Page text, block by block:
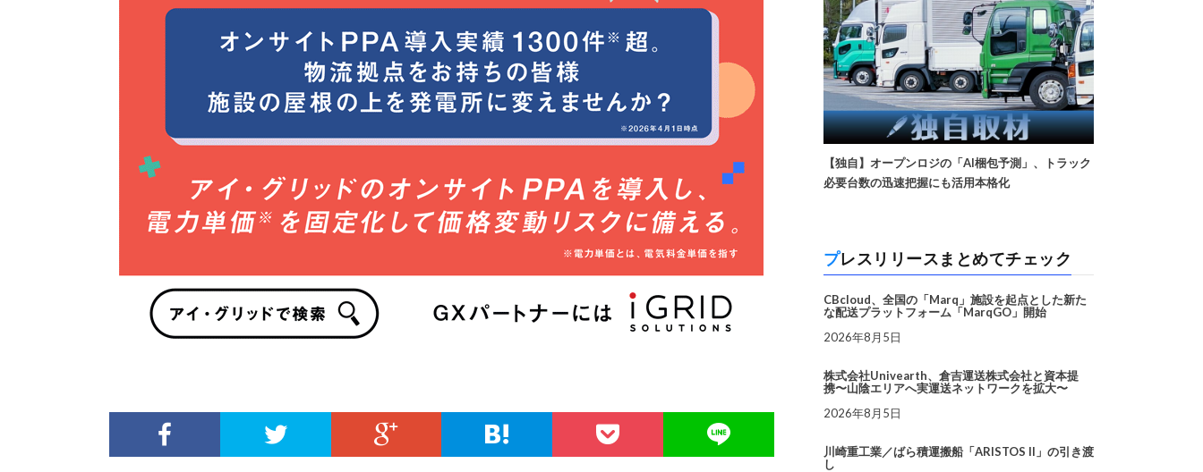
【独自】オープンロジの「AI梱包予測」、トラック
必要台数の迅速把握にも活用本格化
プレスリリースまとめてチェック
CBcloud、全国の「Marq」施設を起点とした新た
な配送プラットフォーム「MarqGO」開始
2026年8月5日
株式会社Univearth、倉吉運送株式会社と資本提
携〜山陰エリアへ実運送ネットワークを拡大〜
2026年8月5日
川崎重工業／ばら積運搬船「ARISTOS II」の引き渡
し